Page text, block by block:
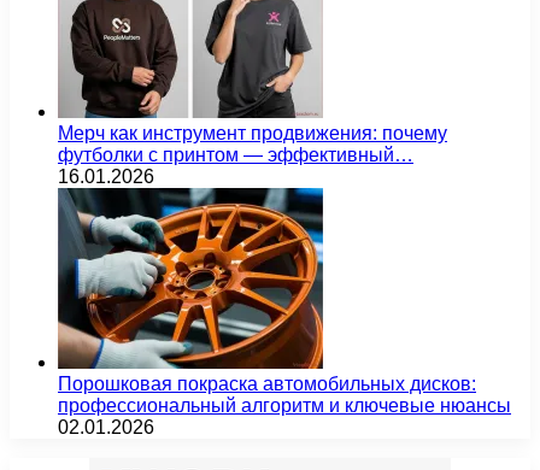
Мерч как инструмент продвижения: почему
футболки с принтом — эффективный…
16.01.2026
Порошковая покраска автомобильных дисков:
профессиональный алгоритм и ключевые нюансы
02.01.2026